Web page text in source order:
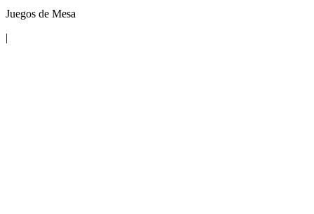
Juegos de Mesa
|